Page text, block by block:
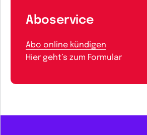
Aboservice
Abo online kündigen
Hier geht’s zum Formular